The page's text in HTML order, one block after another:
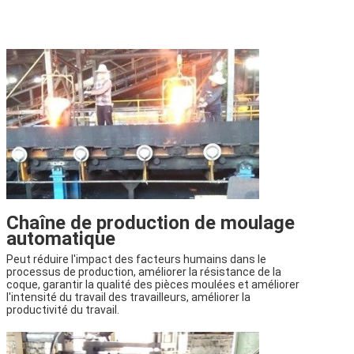
Chaîne de production de moulage
automatique
Peut réduire l'impact des facteurs humains dans le
processus de production, améliorer la résistance de la
coque, garantir la qualité des pièces moulées et améliorer
l'intensité du travail des travailleurs, améliorer la
productivité du travail.